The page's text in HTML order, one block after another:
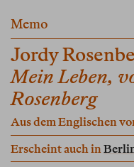
Memo
Jordy
Mein Leben,
Rosenberg
Aus dem Englischen
Erscheint auch in